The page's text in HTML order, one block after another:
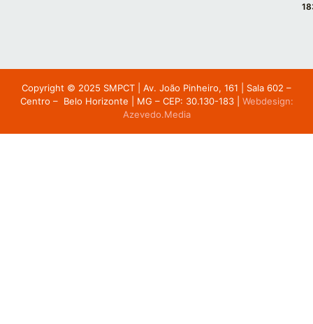
Copyright © 2025 SMPCT | Av. João Pinheiro, 161 | Sala 602 –
Centro – Belo Horizonte | MG – CEP: 30.130-183| Webdesign:
Azevedo.Media